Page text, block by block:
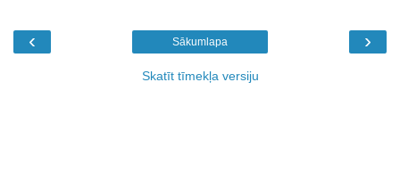
‹ ›
Sākumlapa
Skatīt tīmekļa versiju